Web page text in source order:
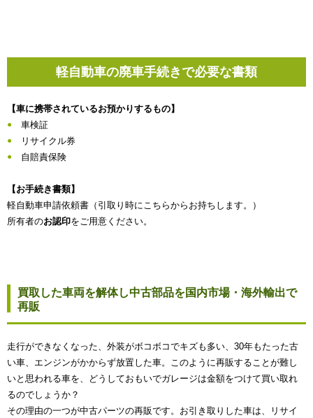
軽自動車の廃車手続きで必要な書類
【車に携帯されているお預かりするもの】
車検証
リサイクル券
自賠責保険
【お手続き書類】
軽自動車申請依頼書（引取り時にこちらからお持ちします。）
所有者のお認印をご用意ください。
買取した車両を解体し中古部品を国内市場・海外輸出で
再販
走行ができなくなった、外装がボコボコでキズも多い、30年もたった古
い車、エンジンがかからず放置した車。このように再販することが難し
いと思われる車を、どうしておもいでガレージは金額をつけて買い取れ
るのでしょうか？
その理由の一つが中古パーツの再販です。お引き取りした車は、リサイ